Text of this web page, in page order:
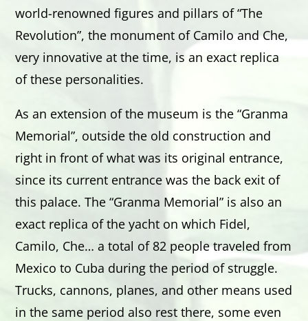
world-renowned figures and pillars of “The
Revolution”, the monument of Camilo and Che,
very innovative at the time, is an exact replica
of these personalities.
As an extension of the museum is the “Granma
Memorial”, outside the old construction and
right in front of what was its original entrance,
since its current entrance was the back exit of
this palace. The “Granma Memorial” is also an
exact replica of the yacht on which Fidel,
Camilo, Che… a total of 82 people traveled from
Mexico to Cuba during the period of struggle.
Trucks, cannons, planes, and other means used
in the same period also rest there, some even